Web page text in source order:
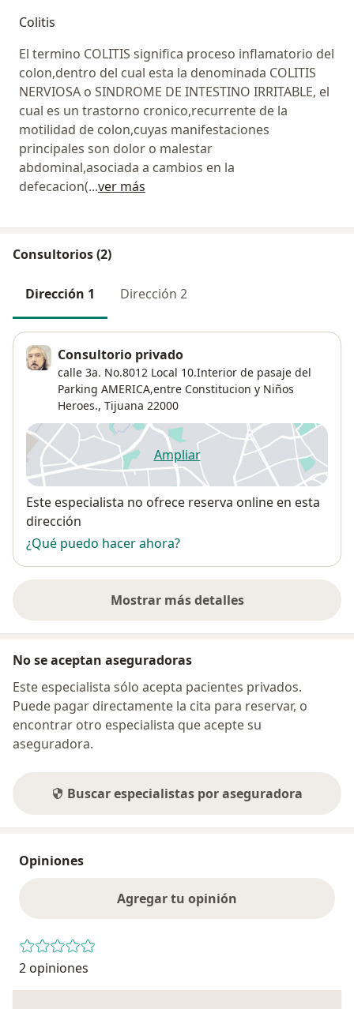
Colitis
El termino COLITIS significa proceso inflamatorio del
colon,dentro del cual esta la denominada COLITIS
NERVIOSA o SINDROME DE INTESTINO IRRITABLE, el
cual es un trastorno cronico,recurrente de la
motilidad de colon,cuyas manifestaciones
principales son dolor o malestar
abdominal,asociada a cambios en la
defecacion(...ver más
Consultorios (2)
Dirección 1 Dirección 2
Consultorio privado
calle 3a. No.8012 Local 10.Interior de pasaje del
Parking AMERICA,entre Constitucion y Niños
Heroes., Tijuana 22000
Ampliarse abre en una nueva
Disponibilidad
Este especialista no ofrece reserva online en esta
dirección
¿Qué puedo hacer ahora?
Mostrar más detalles
sobre la dirección
No se aceptan aseguradoras
Este especialista sólo acepta pacientes privados.
Puede pagar directamente la cita para reservar, o
encontrar otro especialista que acepte su
aseguradora.
Buscar especialistas por aseguradora
Opiniones
Agregar tu opinión
2 opiniones